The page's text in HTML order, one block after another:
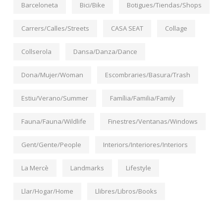
Barceloneta Bici/Bike Botigues/Tiendas/Shops
Carrers/Calles/Streets CASA SEAT Collage
Collserola Dansa/Danza/Dance
Dona/Mujer/Woman Escombraries/Basura/Trash
Estiu/Verano/Summer Família/Familia/Family
Fauna/Fauna/Wildlife Finestres/Ventanas/Windows
Gent/Gente/People Interiors/Interiores/Interiors
La Mercè Landmarks Lifestyle
Llar/Hogar/Home Llibres/Libros/Books